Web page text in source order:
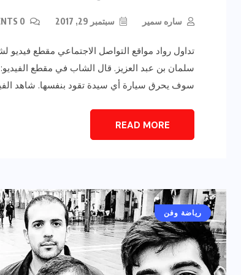
ساره سمير سبتمبر 29, 2017
تداول رواد مواقع التواصل الاجتماعي مقطع فيديو
سلمان بن عبد العزيز. قال الشاب في مقطع الفيديو:
سوف يحرق سيارة أي سيدة تقود بنفسها. شاهد
READ MORE
أخبار عامة
رياضة وفن